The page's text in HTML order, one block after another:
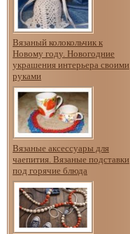
Вязаный колокольчик к
Новому году. Новогодние
украшения интерьера своими
руками
Вязаные аксессуары для
чаепития. Вязаные подставки
под горячие блюда